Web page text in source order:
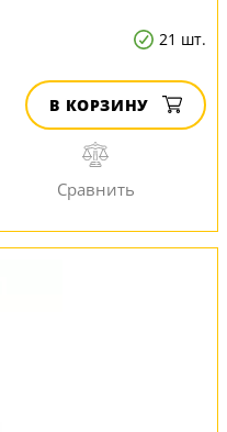
21 шт.
В КОРЗИНУ